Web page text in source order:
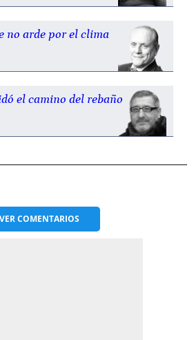
no arde por el clima
el camino del rebaño
VERCOMENTARIOS